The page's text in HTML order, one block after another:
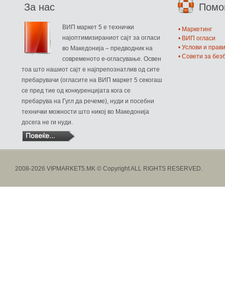
За нас
ВИП маркет 5 е технички
најоптимизираниот сајт за огласи
во Македонија – предводник на
современото е-огласување. Освен
тоа што нашиот сајт е најпрепознатлив од сите
пребарувачи (огласите на ВИП маркет 5 секогаш
се пред тие од конкуренцијата кога се
пребарува на Гугл да речеме), нуди и посебни
технички можности што никој во Македонија
досега не ги нуди.
• Маркетинг
• ВИП огласи
• Услови и
• Совети за
2008-2026 VIPMARKET5.MK © Copyright ALL RIGHTS RESERVED.